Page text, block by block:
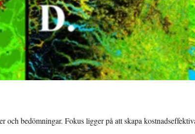
bedömningar. Fokus ligger på att skapa